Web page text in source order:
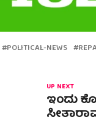
POLITICAL-NEWS
UP NEXT
ಇಂದು